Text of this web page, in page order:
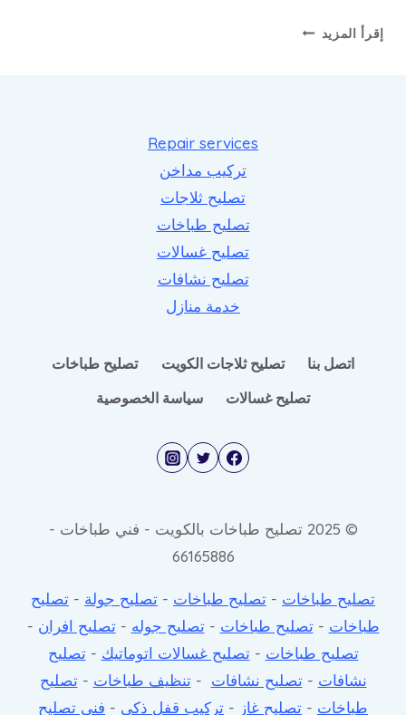
إقرأ المزيد فرن
Repair services
تركيب مداخن
تصليح ثلاجات
تصليح طباخات
تصليح غسالات
تصليح نشافات
خدمة منازل
اتصل بنا تصليح ثلاجات الكويت
تصليح طباخات
تصليح غسالات
سياسة الخصوصية
© 2025 تصليح طباخات بالكويت - فني طباخات -
66165886
تصليح طباخات - تصليح طباخات - تصليح جولة - تصليح
طباخات -تصليح طباخات -تصليح جوله -تصليح افران -
تصليح طباخات -تصليح غسالات اتوماتيك -تصليح
نشافات -تصليح نشافات -تنظيف طباخات -تصليح
طباخات - تصليح غاز - تركيب قفل ذكي - فني تصليح